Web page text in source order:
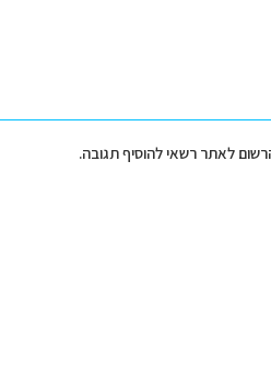
לאתר רשאי להוסיף תגובה.